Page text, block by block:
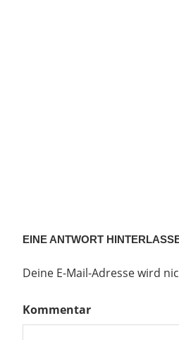
EINE ANTWORT
Deine E-Mail-Adresse wird
Kommentar